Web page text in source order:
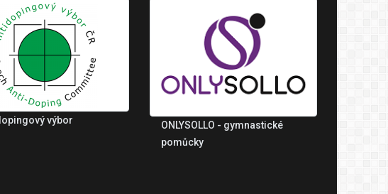
výbor
ONLYSOLLO - gymnastické
pomůcky